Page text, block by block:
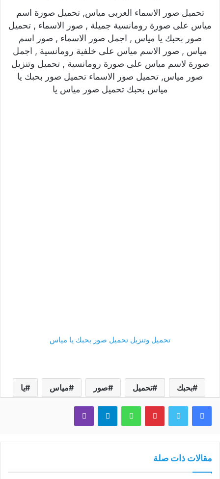
تحميل صور الاسماء العربى مياس, تحميل صورة اسم
مياس على صورة رومانسية جميلة , صور الاسماء , تحميل
صور بحبك يا مياس , اجمل صور الاسماء , صور اسم
مياس , صور الاسم مياس على خلفية رومانسية , اجمل
صورة لاسم مياس على صورة رومانسية , تحميل وتنزيل
صور مياس, تحميل صور الاسماء تحميل صور بحبك يا
مياس بحبك تحميل صور مياس يا
تحميل وتنزيل تحميل صور بحبك يا مياس
بحبك تحميل صور مياس يا
فيسبوك تويتر بينتيريستواتساب تيلقرام ڤايبر
مقالات ذات صلة